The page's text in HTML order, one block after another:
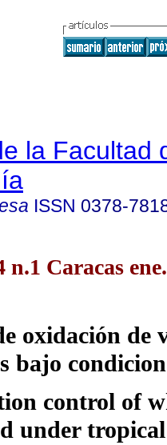
la Facultad
ISSN 0378-
n.1 Caracas
oxidación de
bajo
control of
under